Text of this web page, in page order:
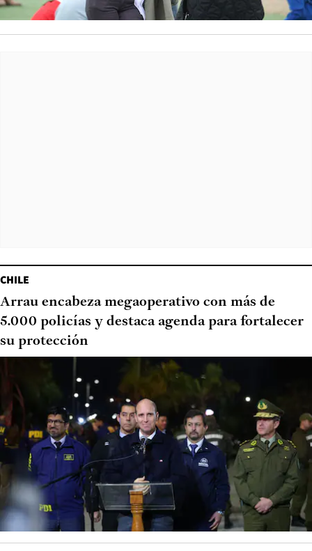
CHILE
Arrau encabeza megaoperativo con más de
5.000 policías y destaca agenda para fortalecer
su protección